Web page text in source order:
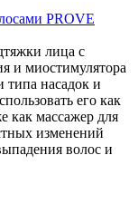
PROVE
лица с
и миостимулятора
типа насадок и
его как
как массажер для
изменений
волос и